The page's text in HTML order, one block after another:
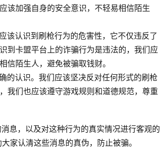
该加强自身的安全意识，不轻易相信陌生
该认识到刷枪行为的危害性，它不仅违反了
到卡盟平台上的诈骗行为是违法的，我们应
陌生人，避免被骗取钱财。
的认识。我们应该坚决反对任何形式的刷枪
我们也应该遵守游戏规则和道德规范，尊重
息，以及对这种行为的真实情况进行客观的
家认清这些消息的真伪，防止被骗。